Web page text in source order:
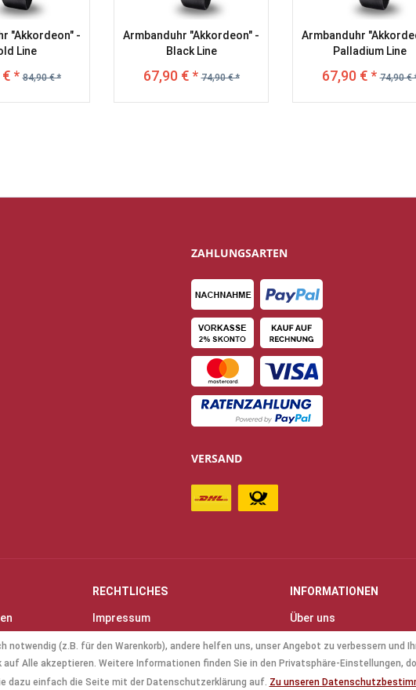
"Akkordeon" -
Line
* 84,90 € *
Armbanduhr "Akkordeon" -
Black Line
67,90 € * 74,90 € *
Armbanduhr
Palladium Line
67,90 € * 74,90 €
ZAHLUNGSARTEN
VERSAND
RECHTLICHES
Impressum
Allgemeine Geschäftsbedingungen
(AGB)
INFORMATIONEN
Über uns
Kontakt
Anfahrt &
Mollenhauer Blockflöten
notwendig (z.B. für den Warenkorb), andere helfen uns, unser Angebot zu verbessern und
auf Alle akzeptieren. Weitere Informationen finden Sie in den Privatsphäre-Einstellungen,
dazu einfach die Seite mit der Datenschutzerklärung auf. Zu unseren